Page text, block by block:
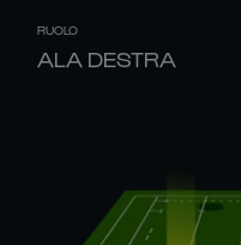
RUOLO
ALA DESTRA